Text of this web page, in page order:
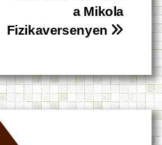
a Mikola
Fizikaversenyen